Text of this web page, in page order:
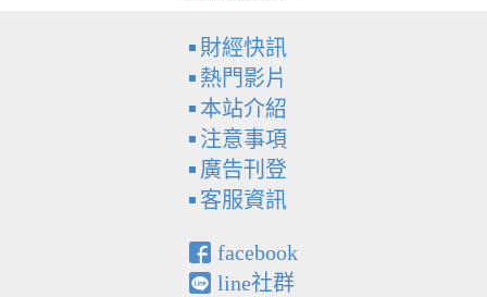
財經快訊
熱門影片
本站介紹
注意事項
廣告刊登
客服資訊
facebook
line社群